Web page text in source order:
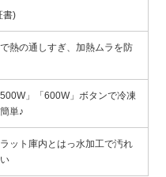
書)
で熱の通しすぎ、加熱ムラを防
500W」「600W」ボタンで冷凍
単♪
ラット庫内とはっ水加工で汚れ